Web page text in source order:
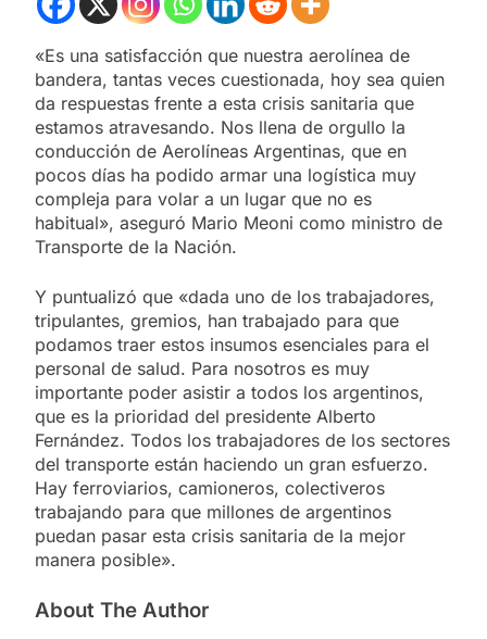
«Es una satisfacción que nuestra aerolínea de
bandera, tantas veces cuestionada, hoy sea quien
da respuestas frente a esta crisis sanitaria que
estamos atravesando. Nos llena de orgullo la
conducción de Aerolíneas Argentinas, que en
pocos días ha podido armar una logística muy
compleja para volar a un lugar que no es
habitual», aseguró Mario Meoni como ministro de
Transporte de la Nación.
Y puntualizó que «dada uno de los trabajadores,
tripulantes, gremios, han trabajado para que
podamos traer estos insumos esenciales para el
personal de salud. Para nosotros es muy
importante poder asistir a todos los argentinos,
que es la prioridad del presidente Alberto
Fernández. Todos los trabajadores de los sectores
del transporte están haciendo un gran esfuerzo.
Hay ferroviarios, camioneros, colectiveros
trabajando para que millones de argentinos
puedan pasar esta crisis sanitaria de la mejor
manera posible».
About The Author